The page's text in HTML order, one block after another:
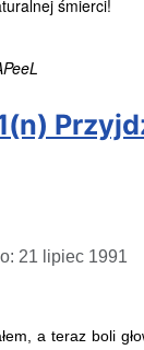
śmierci!
21 lipiec 1991
a teraz boli